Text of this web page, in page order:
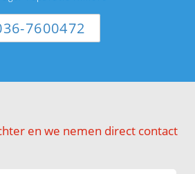
7600472
en we nemen direct contact